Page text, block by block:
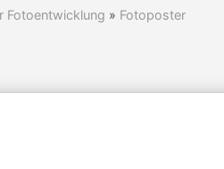
Fotoentwicklung » Fotoposter